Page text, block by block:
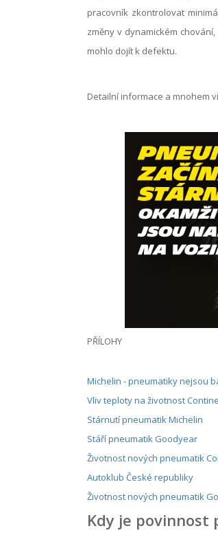
pracovník zkontrolovat
změny v dynamickém
mohlo dojít k defektu.
Detailní informace a mnohem
PŘÍLOHY
Michelin - pneumatiky nejsou
Vliv teploty na životnost
Stárnutí pneumatik Michelin
Stáří pneumatik Goodyear
Životnost nových pneumatik
Autoklub České republiky
Životnost nových pneumatik
Kdy je povinnost